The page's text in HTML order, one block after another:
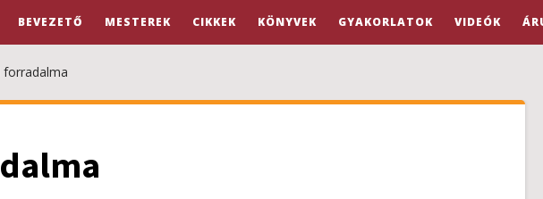
BEVEZETŐ MESTEREK CIKKEK KÖNYVEK GYAKORLATOK VIDEÓK
forradalma